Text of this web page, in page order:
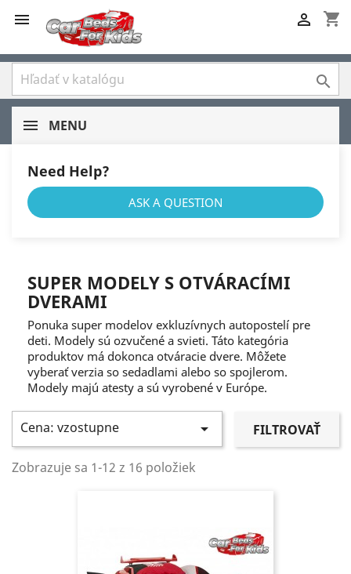
 shopping_cart


MENU
Need Help?
ASK A QUESTION
SUPER MODELY S OTVÁRACÍMI
DVERAMI
Ponuka super modelov exkluzívnych autopostelí pre
deti. Modely sú ozvučené a svieti. Táto kategória
produktov má dokonca otváracie dvere. Môžete
vyberať verzia so sedadlami alebo so spojlerom.
Modely majú atesty a sú vyrobené v Európe.
Cena: vzostupne  FILTROVAŤ
Zobrazuje sa 1-12 z 16 položiek